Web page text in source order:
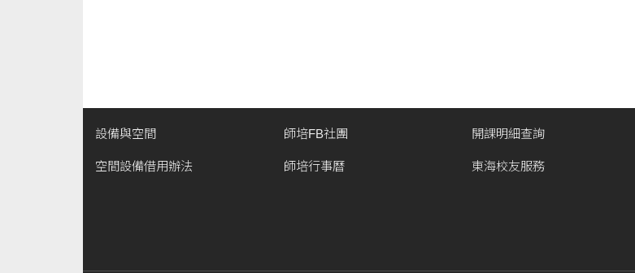
設備與空間
空間設備借用辦法
師培FB社團
師培行事曆
開課明細查詢
東海校友服務